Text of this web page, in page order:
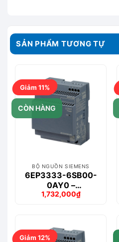
SẢN PHẨM TƯƠNG TỰ
Giảm 11%
CÒN HÀNG
BỘ NGUỒN SIEMENS
6EP3333-6SB00-
0AY0 –
LOGO!POWER 24
Giá
1,732,000₫
Giá
Giảm 12%